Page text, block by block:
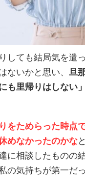
しても結局気を遣
ないかと思い、 旦
も里帰りはしない」
をためらった時点
めなかったのかな
に相談したものの
の気持ちが第一だ